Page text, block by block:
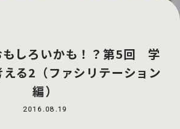
もしろいかも！？第5回 学
る2（ファシリテーション
編）
2016.08.19